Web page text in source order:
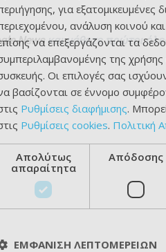
News και μάθετε πρώτοι
για εξατομικευμένες
ανάλυση κοινού
να επεξεργάζονται τα
της
Οι επιλογές σας
βασίζονται σε έννομο
Ρυθμίσεις διαφήμισης.
Ρυθμίσεις cookies. Πολιτική
Απολύτως
απαραίτητα
Απόδοσης
ΕΜΦΆΝΙΣΗ ΛΕΠΤΟΜΕΡΕΙΏΝ